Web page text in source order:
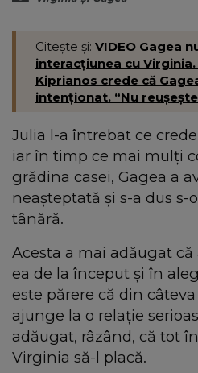
Citește și: VIDEO Gagea
interacțiunea cu Virginia.
Kiprianos crede că
intenționat. “Nu
Julia l-a întrebat ce
iar în timp ce mai mulți
grădina casei, Gagea a
neașteptată și s-a dus s-
tânără.
Acesta a mai adăugat
ea de la început și în
este părere că din
ajunge la o relație
adăugat, râzând, că tot
Virginia să-l placă.